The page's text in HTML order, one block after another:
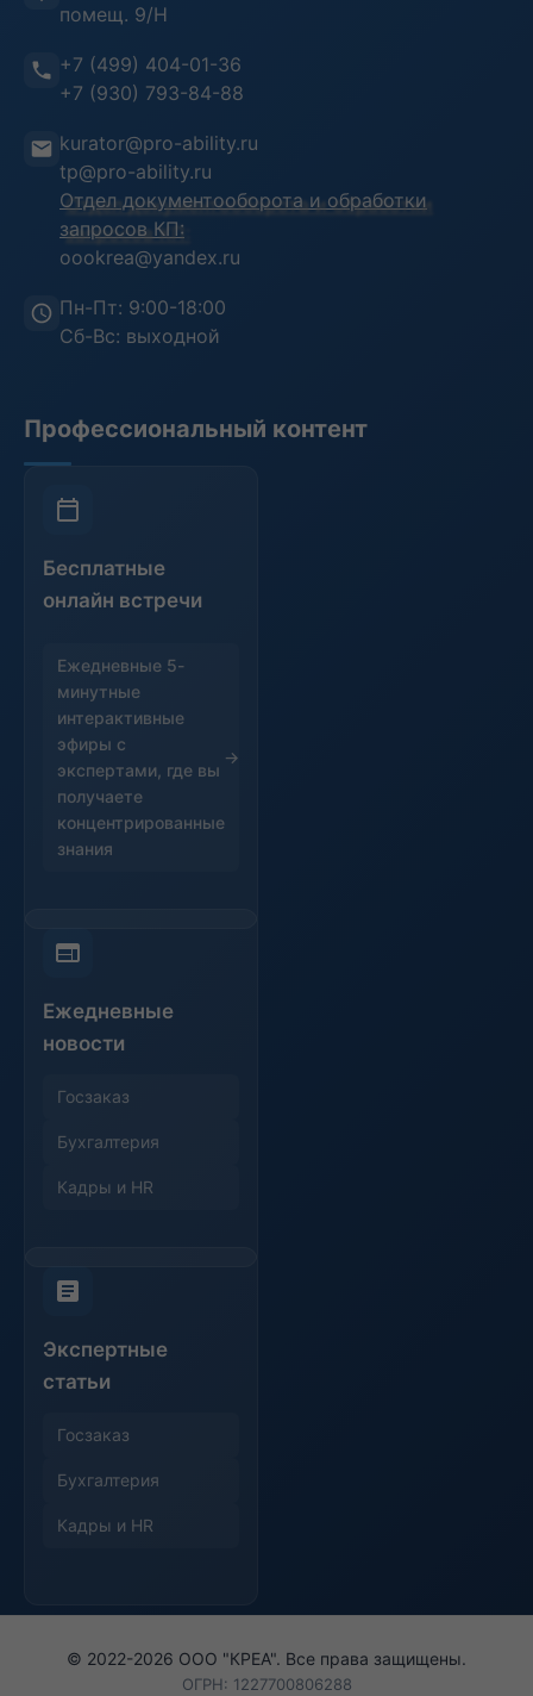
Информационная безопасность
Воинский учет
Отзывы клиентов
Преподаватели
Анкета слушателя
помещ. 9/Н
+7 (499) 404-01-36
+7 (930) 793-84-88
kurator@pro-ability.ru
tp@pro-ability.ru
Отдел документооборота и обработки
запросов КП:
oookrea@yandex.ru
Пн-Пт: 9:00-18:00
Сб-Вс: выходной
Профессиональный контент
Бесплатные
онлайн встречи
Ежедневные 5-
минутные
интерактивные
эфиры с
экспертами, где вы
получаете
концентрированные
знания
Ежедневные
новости
Госзаказ
Бухгалтерия
Кадры и HR
Экспертные
статьи
Госзаказ
Бухгалтерия
Кадры и HR
© 2022-2026 ООО "КРЕА". Все права защищены.
ОГРН: 1227700806288